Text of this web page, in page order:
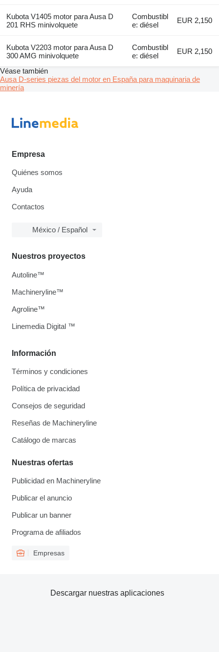
Kubota V1405 motor para Ausa D
201 RHS minivolquete
Combustibl
e: diésel
EUR 2,150
Kubota V2203 motor para Ausa D
300 AMG minivolquete
Combustibl
e: diésel
EUR 2,150
Véase también
Ausa D-series piezas del motor en España para maquinaria de
minería
Empresa
Quiénes somos
Ayuda
Contactos
México / Español
Información
Términos y condiciones
Política de privacidad
Consejos de seguridad
Reseñas de Machineryline
Catálogo de marcas
Nuestras ofertas
Publicidad en Machineryline
Publicar el anuncio
Publicar un banner
Programa de afiliados
Empresas
Nuestros proyectos
Autoline™
Machineryline™
Agroline™
Linemedia Digital ™
Descargar nuestras aplicaciones